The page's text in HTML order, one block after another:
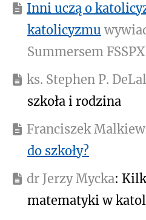
Inni uczą o
katolicyzmu
Summersem FSSPX
ks. Stephen P.
szkoła i rodzina
Franciszek
do szkoły?
dr Jerzy Mycka:
matematyki w